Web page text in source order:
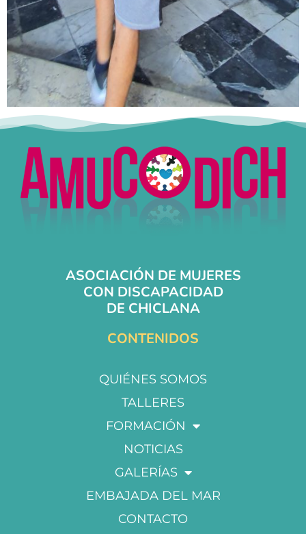
ASOCIACIÓN DE MUJERES
CON DISCAPACIDAD
DE CHICLANA
CONTENIDOS
QUIÉNES SOMOS
TALLERES
FORMACIÓN
NOTICIAS
GALERÍAS
EMBAJADA DEL MAR
CONTACTO